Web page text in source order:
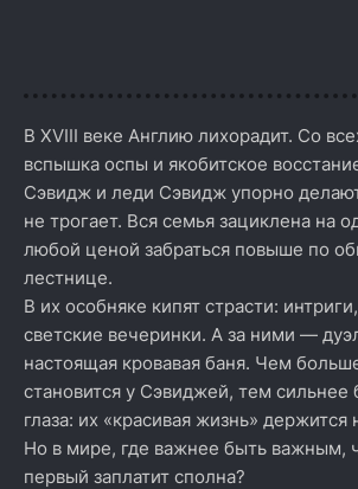
В XVIII веке Англию лихорадит. Со
вспышка оспы и якобитское
Сэвидж и леди Сэвидж упорно
не трогает. Вся семья зациклена на
любой ценой забраться повыше по
лестнице.
В их особняке кипят страсти:
светские вечеринки. А за ними —
настоящая кровавая баня. Чем
становится у Сэвиджей, тем сильнее
глаза: их «красивая жизнь» держится
Но в мире, где важнее быть важным,
первый заплатит сполна?